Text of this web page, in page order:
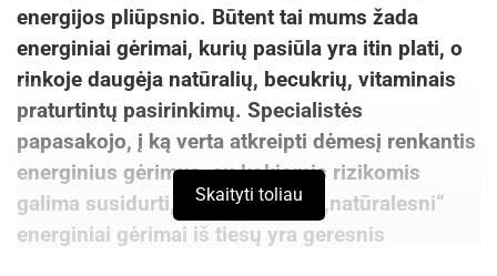
energijos pliūpsnio. Būtent tai mums žada
energiniai gėrimai, kurių pasiūla yra itin plati, o
rinkoje daugėja natūralių, becukrių, vitaminais
praturtintų pasirinkimų. Specialistės
papasakojo, į ką verta atkreipti dėmesį renkantis
energinius gėrimus, su kokiomis rizikomis
galima susidurti, ir atskleidė, ar „natūralesni“
energiniai gėrimai iš tiesų yra geresnis
Skaityti toliau